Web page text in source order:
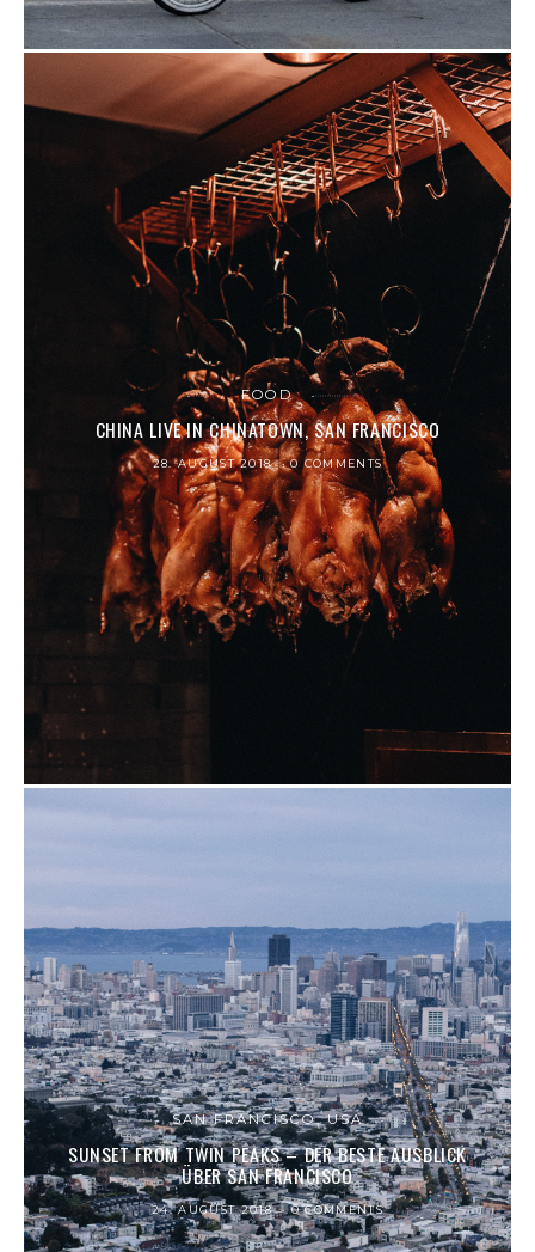
FOOD
CHINA LIVE IN CHINATOWN, SAN FRANCISCO
28. AUGUST 2018 0 COMMENTS
SAN FRANCISCO, USA
SUNSET FROM TWIN PEAKS – DER BESTE AUSBLICK
ÜBER SAN FRANCISCO
24. AUGUST 2018 0 COMMENTS